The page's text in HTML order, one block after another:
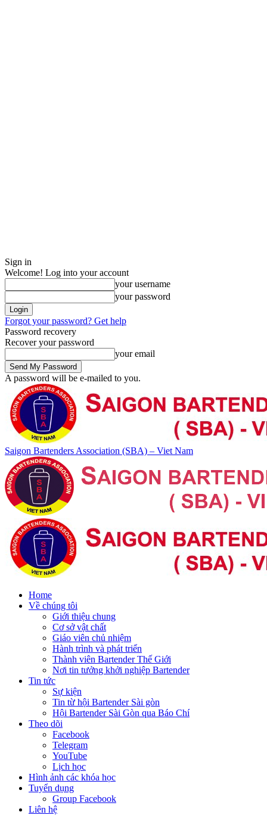
Sign in
Welcome! Log into your account
your username
your password
Forgot your password? Get help
Password recovery
Recover your password
your email
A password will be e-mailed to you.
Saigon Bartenders Association (SBA) – Viet Nam
Home
Về chúng tôi
Giới thiệu chung
Cơ sở vật chất
Giáo viên chủ nhiệm
Hành trình và phát triển
Thành viên Bartender Thế Giới
Nơi tin tưởng khởi nghiệp Bartender
Tin tức
Sự kiện
Tin từ hội Bartender Sài gòn
Hội Bartender Sài Gòn qua Báo Chí
Theo dõi
Facebook
Telegram
YouTube
Lịch học
Hình ảnh các khóa học
Tuyển dụng
Group Facebook
Liên hệ